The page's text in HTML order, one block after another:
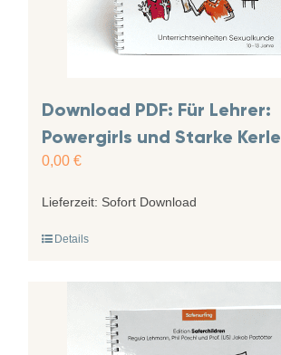
Download PDF: Für Lehrer:
Powergirls und Starke Kerle
0,00 €
Lieferzeit: Sofort Download
Details